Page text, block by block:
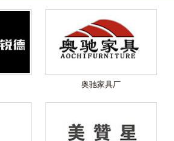
奥驰家具厂